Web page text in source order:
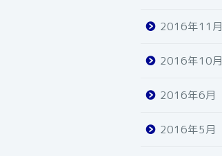
2016年11月
2016年10月
2016年6月
2016年5月